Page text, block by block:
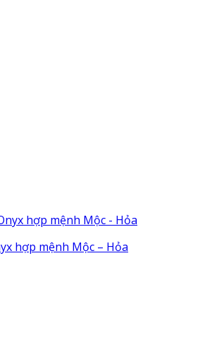
hợp mệnh Mộc – Hỏa